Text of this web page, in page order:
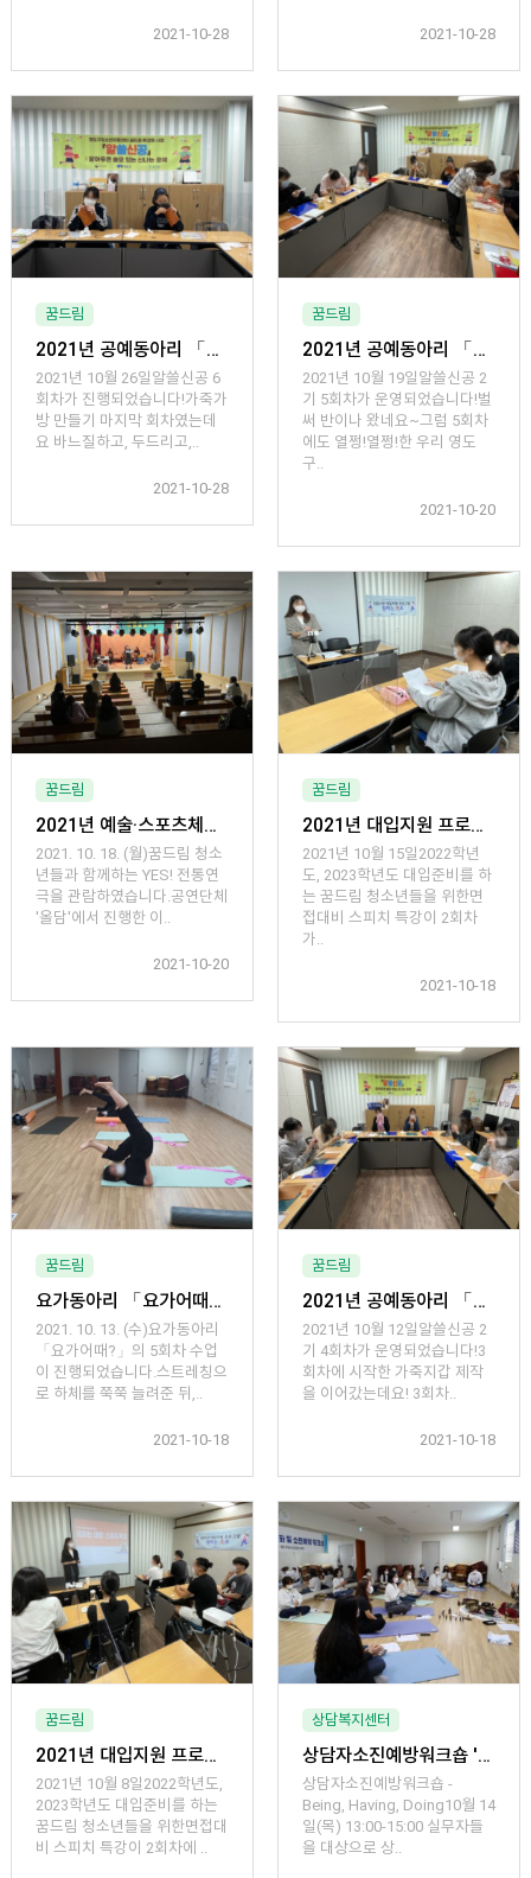
2021-10-28 2021-10-28
꿈드림
2021년 공예동아리 「알쓸신공 2기」 (6회차)
2021년 10월 26일알쓸신공 6
회차가 진행되었습니다!가죽가
방 만들기 마지막 회차였는데
요 바느질하고, 두드리고,..
2021-10-28
꿈드림
2021년 공예동아리 「알쓸신공 2기」 (5회차)
2021년 10월 19일알쓸신공 2
기 5회차가 운영되었습니다!벌
써 반이나 왔네요~그럼 5회차
에도 열쩡!열쩡!한 우리 영도
구..
2021-10-20
꿈드림
2021년 예술·스포츠체험 YES! 「전통연극-이몽룡썰」
2021. 10. 18. (월)꿈드림 청소
년들과 함께하는 YES! 전통연
극을 관람하였습니다.공연단체
'올담'에서 진행한 이..
2021-10-20
꿈드림
2021년 대입지원 프로그램 「원하는 大로」 (스피치 특강 2회차)
2021년 10월 15일2022학년
도, 2023학년도 대입준비를 하
는 꿈드림 청소년들을 위한면
접대비 스피치 특강이 2회차
가..
2021-10-18
꿈드림
요가동아리 「요가어때?」 5회차
2021. 10. 13. (수)요가동아리
「요가어때?」의 5회차 수업
이 진행되었습니다.스트레칭으
로 하체를 쭉쭉 늘려준 뒤,..
2021-10-18
꿈드림
2021년 공예동아리 「알쓸신공 2기」 (4회차)
2021년 10월 12일알쓸신공 2
기 4회차가 운영되었습니다!3
회차에 시작한 가죽지갑 제작
을 이어갔는데요! 3회차..
2021-10-18
꿈드림
2021년 대입지원 프로그램 「원하는 大로」 (스피치 특강 1회차)
2021년 10월 8일2022학년도,
2023학년도 대입준비를 하는
꿈드림 청소년들을 위한면접대
비 스피치 특강이 2회차에 ..
상담복지센터
상담자소진예방워크숍 'Being, Having, Doing'
상담자소진예방워크숍 -
Being, Having, Doing10월 14
일(목) 13:00-15:00 실무자들
을 대상으로 상..